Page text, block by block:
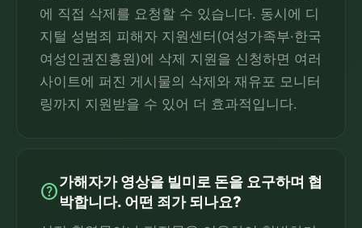
에 직접 삭제를 요청할 수 있습니다. 동시에 디
지털 성범죄 피해자 지원센터(여성가족부·한국
여성인권진흥원)에 삭제 지원을 신청하면 여러
사이트에 퍼진 게시물의 삭제와 재유포 모니터
링까지 지원받을 수 있어 더 효과적입니다.
help가해자가 영상을 빌미로 돈을 요구하며 협
박합니다. 어떤 죄가 되나요?